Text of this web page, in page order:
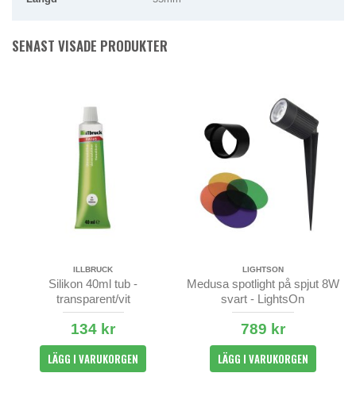
SENAST VISADE PRODUKTER
ILLBRUCK
Silikon 40ml tub -
transparent/vit
134 kr
LÄGG I VARUKORGEN
LIGHTSON
Medusa spotlight på spjut 8W
svart - LightsOn
789 kr
LÄGG I VARUKORGEN